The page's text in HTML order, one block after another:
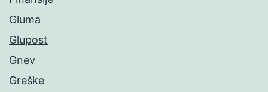
Gluma
Glupost
Gnev
Greške